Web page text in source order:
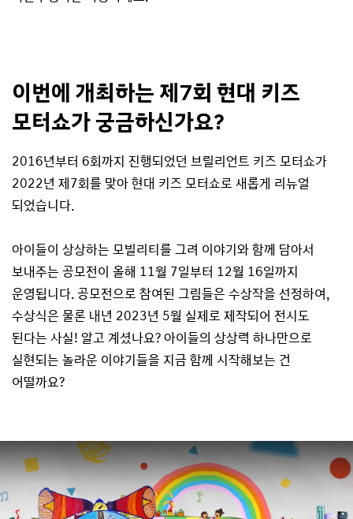
이번에 개최하는 제7회 현대 키즈
모터쇼가 궁금하신가요?
2016년부터 6회까지 진행되었던 브릴리언트 키즈 모터쇼가
2022년 제7회를 맞아 현대 키즈 모터쇼로 새롭게 리뉴얼
되었습니다.
아이들이 상상하는 모빌리티를 그려 이야기와 함께 담아서
보내주는 공모전이 올해 11월 7일부터 12월 16일까지
운영됩니다. 공모전으로 참여된 그림들은 수상작을 선정하여,
수상식은 물론 내년 2023년 5월 실제로 제작되어 전시도
된다는 사실! 알고 계셨나요? 아이들의 상상력 하나만으로
실현되는 놀라운 이야기들을 지금 함께 시작해보는 건
어떨까요?